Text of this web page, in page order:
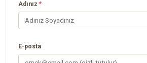
Adınız*
E-posta